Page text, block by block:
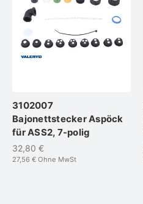
3102007
Bajonettstecker Aspöck
für ASS2, 7-polig
32,80 €
27,56 € Ohne MwSt